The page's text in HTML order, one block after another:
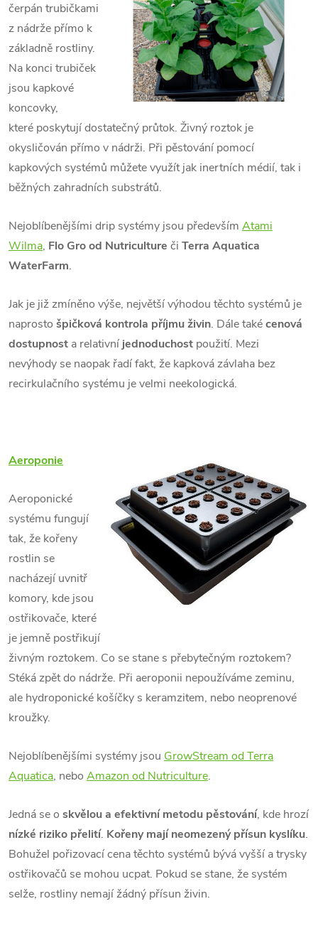
čerpán trubičkami
z nádrže přímo k
základně rostliny.
Na konci trubiček
jsou kapkové
koncovky,
které poskytují dostatečný průtok. Živný roztok je
okysličován přímo v nádrži. Při pěstování pomocí
kapkových systémů můžete využít jak inertních médií, tak i
běžných zahradních substrátů.
Nejoblíbenějšími drip systémy jsou především Atami
Wilma, Flo Gro od Nutriculture či Terra Aquatica
WaterFarm.
Jak je již zmíněno výše, největší výhodou těchto systémů je
naprosto špičková kontrola příjmu živin. Dále takécenová
dostupnost a relativní jednoduchost použití. Mezi
nevýhody se naopak řadí fakt, že kapková závlaha bez
recirkulačního systému je velmi neekologická.
Aeroponie
Aeroponické
systému fungují
tak, že kořeny
rostlin se
nacházejí uvnitř
komory, kde jsou
ostřikovače, které
je jemně postřikují
živným roztokem. Co se stane s přebytečným roztokem?
Stéká zpět do nádrže. Při aeroponii nepoužíváme zeminu,
ale hydroponické košíčky s keramzitem, nebo neoprenové
kroužky.
Nejoblíbenějšími systémy jsou GrowStream od Terra
Aquatica, nebo Amazon od Nutriculture.
Jedná se o skvělou a efektivní metodu pěstování, kde hrozí
nízké riziko přelití. Kořeny mají neomezený přísun kyslíku.
Bohužel pořizovací cena těchto systémů bývá vyšší a trysky
ostřikovačů se mohou ucpat. Pokud se stane, že systém
selže, rostliny nemají žádný přísun živin.